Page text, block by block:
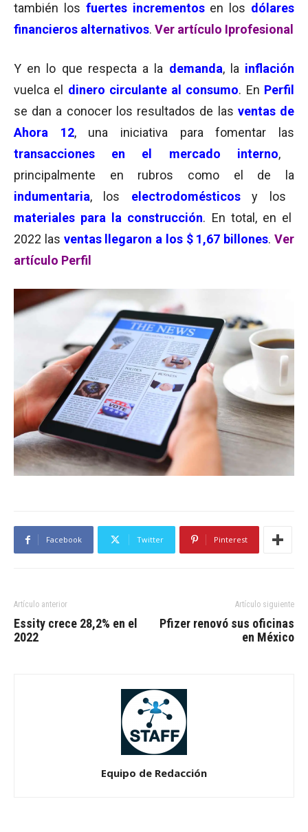
también los fuertes incrementos en los dólares
financieros alternativos. Ver artículo Iprofesional
Y en lo que respecta a la demanda, la inflación
vuelca el dinero circulante al consumo. En Perfil
se dan a conocer los resultados de las ventas de
Ahora 12, una iniciativa para fomentar las
transacciones en el mercado interno,
principalmente en rubros como el de la
indumentaria, los electrodomésticosy los
materiales para la construcción. En total, en el
2022 las ventas llegaron a los $ 1,67 billones.Ver
artículo Perfil
Facebook Twitter Pinterest
Artículo anterior
Essity crece 28,2% en el
2022
Artículo siguiente
Pfizer renovó sus oficinas
en México
Equipo de Redacción